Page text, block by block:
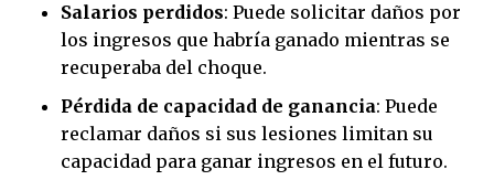
Salarios perdidos: Puede solicitar daños por
los ingresos que habría ganado mientras se
recuperaba del choque.
Pérdida de capacidad de ganancia: Puede
reclamar daños si sus lesiones limitan su
capacidad para ganar ingresos en el futuro.